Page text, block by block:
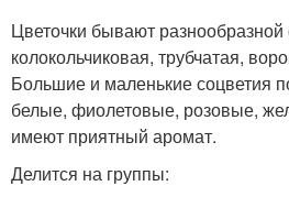
Цветочки бывают
колокольчиковая, трубчатая,
Большие и маленькие соцветия
белые, фиолетовые, розовые,
имеют приятный аромат.
Делится на группы: